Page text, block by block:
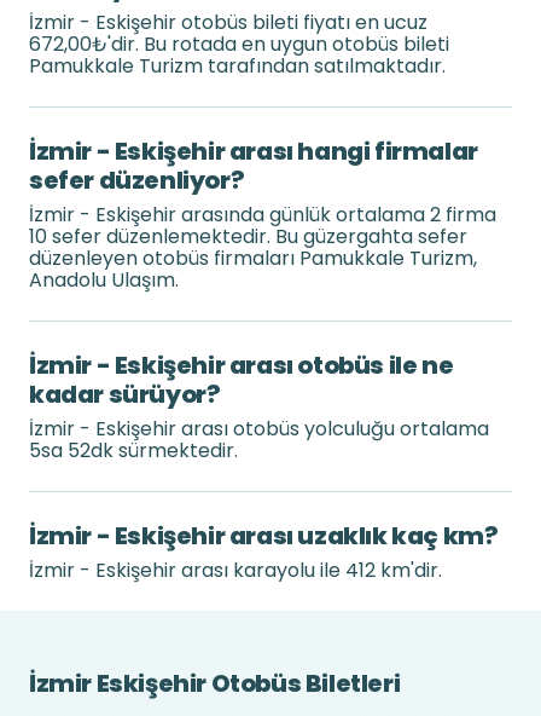
İzmir - Eskişehir otobüs bileti fiyatı en ucuz
672,00₺'dir. Bu rotada en uygun otobüs bileti
Pamukkale Turizm tarafından satılmaktadır.
İzmir - Eskişehir arası hangi firmalar
sefer düzenliyor?
İzmir - Eskişehir arasında günlük ortalama 2 firma
10 sefer düzenlemektedir. Bu güzergahta sefer
düzenleyen otobüs firmaları Pamukkale Turizm,
Anadolu Ulaşım.
İzmir - Eskişehir arası otobüs ile ne
kadar sürüyor?
İzmir - Eskişehir arası otobüs yolculuğu ortalama
5sa 52dk sürmektedir.
İzmir - Eskişehir arası uzaklık kaç km?
İzmir - Eskişehir arası karayolu ile 412 km'dir.
İzmir Eskişehir Otobüs Biletleri